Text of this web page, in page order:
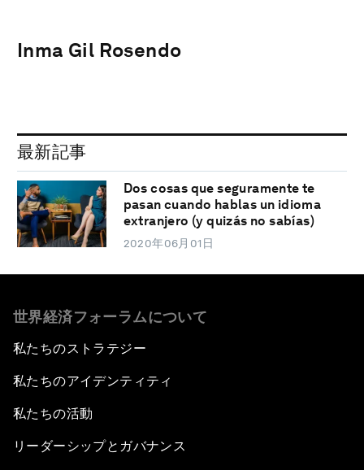
Inma Gil Rosendo
最新記事
Dos cosas que seguramente te
pasan cuando hablas un idioma
extranjero (y quizás no sabías)
2020年06月01日
世界経済フォーラムについて
私たちのストラテジー
私たちのアイデンティティ
私たちの活動
リーダーシップとガバナンス